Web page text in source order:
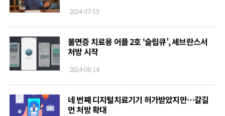
2024-07-19
불면증 치료용 어플 2호 ‘슬립큐’, 세브란스서
처방 시작
2024-06-14
네 번째 디지털치료기기 허가받았지만…갈길
먼 처방 확대